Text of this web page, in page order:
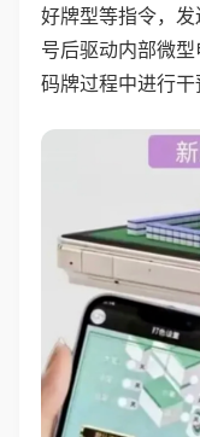
好牌型等指令，
号后驱动内部微型
码牌过程中进行干